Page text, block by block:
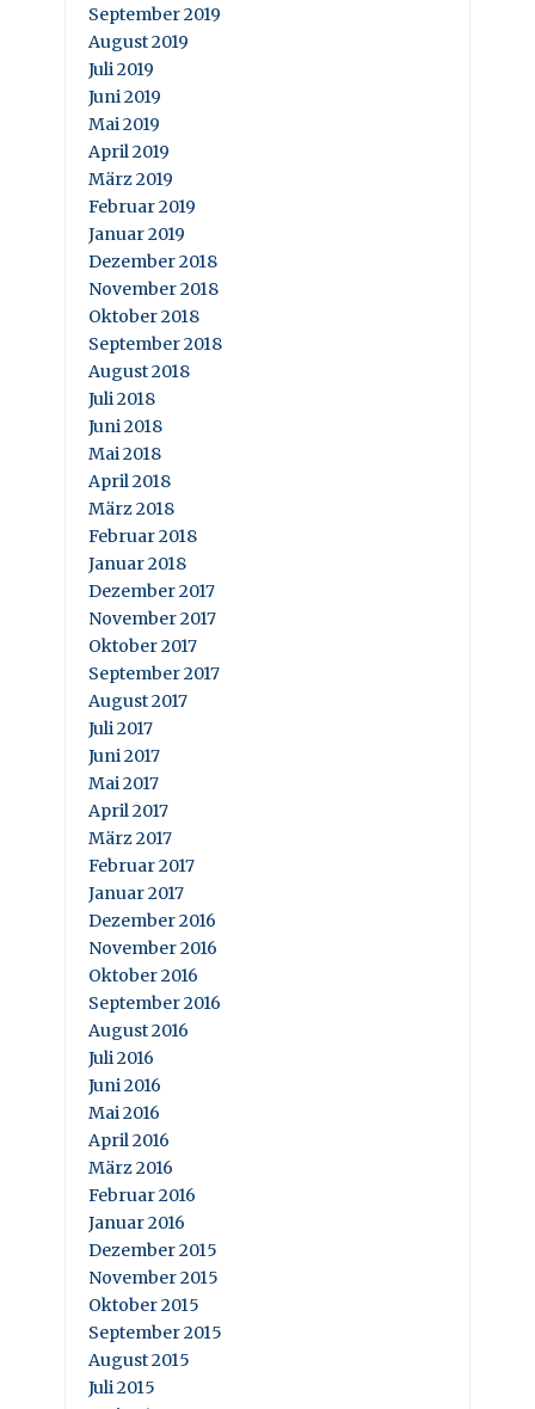
September 2019
August 2019
Juli 2019
Juni 2019
Mai 2019
April 2019
März 2019
Februar 2019
Januar 2019
Dezember 2018
November 2018
Oktober 2018
September 2018
August 2018
Juli 2018
Juni 2018
Mai 2018
April 2018
März 2018
Februar 2018
Januar 2018
Dezember 2017
November 2017
Oktober 2017
September 2017
August 2017
Juli 2017
Juni 2017
Mai 2017
April 2017
März 2017
Februar 2017
Januar 2017
Dezember 2016
November 2016
Oktober 2016
September 2016
August 2016
Juli 2016
Juni 2016
Mai 2016
April 2016
März 2016
Februar 2016
Januar 2016
Dezember 2015
November 2015
Oktober 2015
September 2015
August 2015
Juli 2015